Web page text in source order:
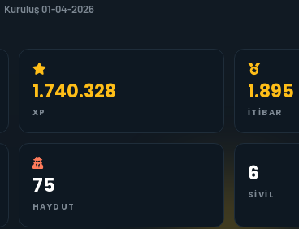
Kuruluş 01-04-2026
1.740.328
XP
1.895
İTIBAR
75
HAYDUT
6
SIVIL